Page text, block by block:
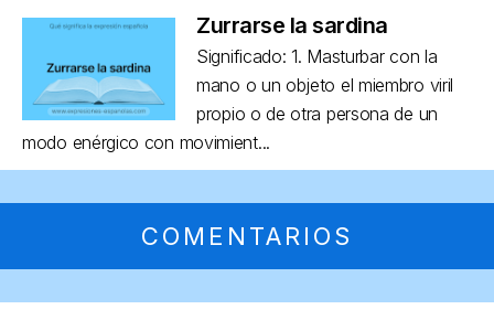
Zurrarse la sardina
Significado: 1. Masturbar con la
mano o un objeto el miembro viril
propio o de otra persona de un
modo enérgico con movimient...
COMENTARIOS